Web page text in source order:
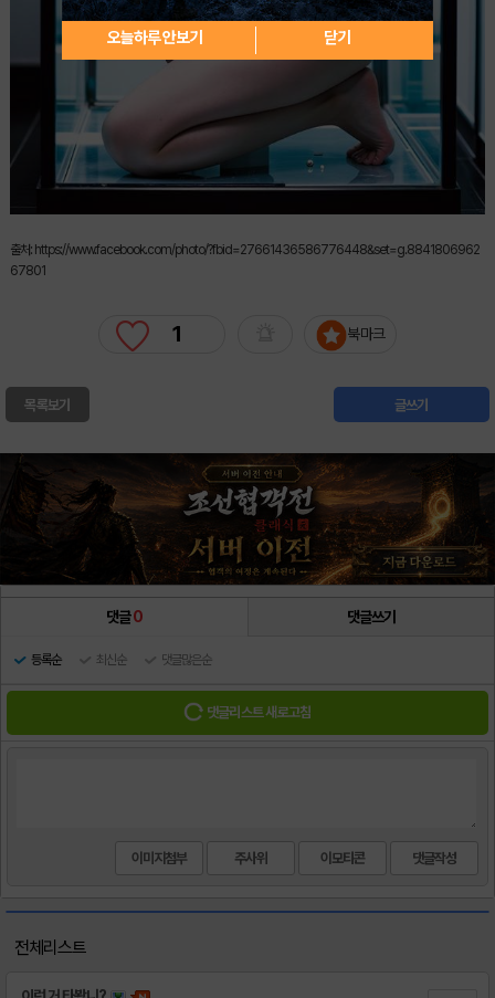
출처: https://www.facebook.com/photo/?fbid=27661436586776448&set=g.8841806962
67801
1 북마크
목록보기 글쓰기
댓글0 댓글쓰기
등록순 최신순 댓글많은순
댓글리스트 새로고침
이미지첨부 주사위 이모티콘
전체리스트
오늘하루 안보기 닫기